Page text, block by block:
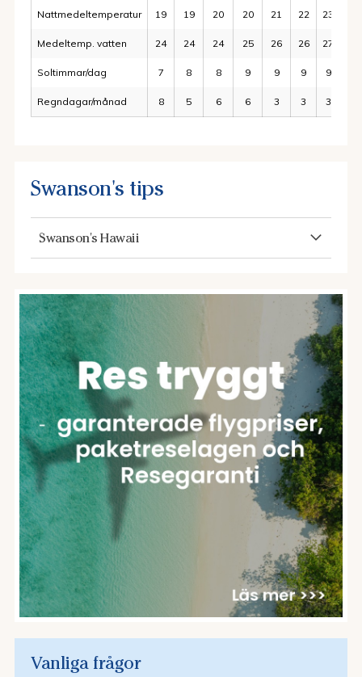
Nattmedeltemperatur 19 19 20 20 21 22 23
Medeltemp. vatten 24 24 24 25 26 26 27
Soltimmar/dag 7 8 8 9 9 9 9
Regndagar/månad 8 5 6 6 3 3 3
Swanson's tips
Swanson's Hawaii
Vanliga frågor